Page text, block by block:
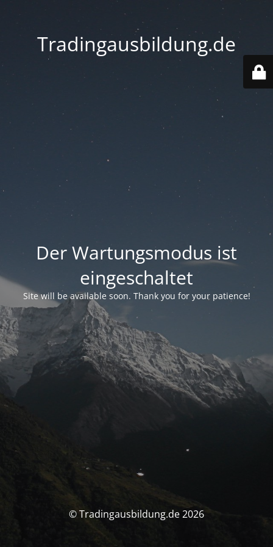
Tradingausbildung.de
Der Wartungsmodus ist
eingeschaltet
Site will be available soon. Thank you for your patience!
© Tradingausbildung.de 2026